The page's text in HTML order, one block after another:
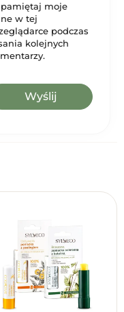
moje
w tej
podczas
kolejnych